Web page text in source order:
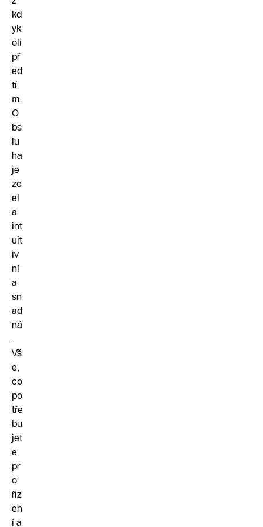
kd
yk
oli
př
ed
tí
m.
O
bs
lu
ha
je
zc
el
a
int
uit
iv
ní
a
sn
ad
ná
.
Vš
e,
co
po
tře
bu
jet
e
pr
o
říz
en
í a